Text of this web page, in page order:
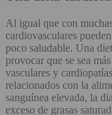
Al igual que con
cardiovasculares
poco saludable. Una
provocar que se sea
vasculares y
relacionados con la
sanguínea elevada, la
exceso de grasas